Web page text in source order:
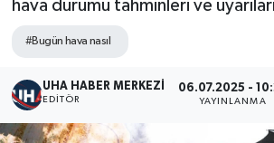
hava durumu tahminleri ve
#Bugün hava nasıl
UHA HABER MERKEZİ
EDITÖR
06.07.2025 -
YAYINLANMA